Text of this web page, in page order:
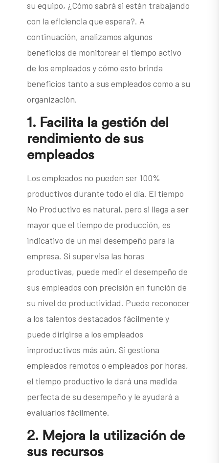
su equipo, ¿Cómo sabrá si están trabajando
con la eficiencia que espera?. A
continuación, analizamos algunos
beneficios de monitorear el tiempo activo
de los empleados y cómo esto brinda
beneficios tanto a sus empleados como a su
organización.
1. Facilita la gestión del
rendimiento de sus
empleados
Los empleados no pueden ser 100%
productivos durante todo el día. El tiempo
No Productivo es natural, pero si llega a ser
mayor que el tiempo de producción, es
indicativo de un mal desempeño para la
empresa. Si supervisa las horas
productivas, puede medir el desempeño de
sus empleados con precisión en función de
su nivel de productividad. Puede reconocer
a los talentos destacados fácilmente y
puede dirigirse a los empleados
improductivos más aún. Si gestiona
empleados remotos o empleados por horas,
el tiempo productivo le dará una medida
perfecta de su desempeño y le ayudará a
evaluarlos fácilmente.
2. Mejora la utilización de
sus recursos